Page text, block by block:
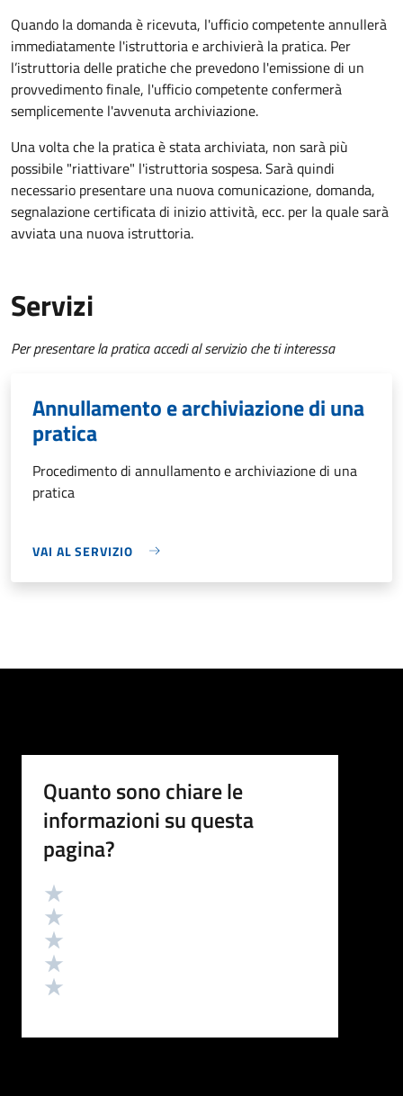
Quando la domanda è ricevuta, l'ufficio competente annullerà
immediatamente l'istruttoria e archivierà la pratica. Per
l’istruttoria delle pratiche che prevedono l'emissione di un
provvedimento finale, l'ufficio competente confermerà
semplicemente l'avvenuta archiviazione.
Una volta che la pratica è stata archiviata, non sarà più
possibile "riattivare" l'istruttoria sospesa. Sarà quindi
necessario presentare una nuova comunicazione, domanda,
segnalazione certificata di inizio attività, ecc. per la quale sarà
avviata una nuova istruttoria.
Servizi
Per presentare la pratica accedi al servizio che ti interessa
Annullamento e archiviazione di una
pratica
Procedimento di annullamento e archiviazione di una
pratica
VAI AL SERVIZIO
Quanto sono chiare le
informazioni su questa
pagina?
Valutazione